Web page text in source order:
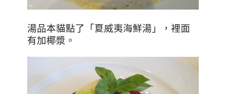
湯品本貓點了「夏威夷海鮮湯」，裡面
有加椰漿。